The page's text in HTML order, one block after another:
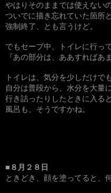
やはりそのままでは使えない
ついでに描き忘れていた箇
強制終了、とも言うけど。
でもセーブ中、トイレに行っ
『あの部分は、ああすれば
トイレは、気分を少しだけで
自分は普段から、水分を大量
行き詰ったりしたときに入る
風呂も、そうですかね。
■８月２８日
ときどき、顔を塗ってると、